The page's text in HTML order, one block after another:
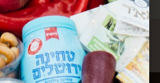
עלינו
את הקפה